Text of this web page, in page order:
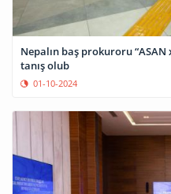
Nepalın baş prokuroru
tanış olub
01-10-2024